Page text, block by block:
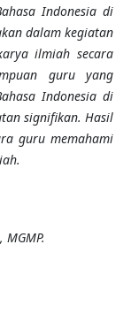
Indonesia di
dalam kegiatan
ilmiah secara
guru yang
Indonesia di
signifikan. Hasil
guru memahami